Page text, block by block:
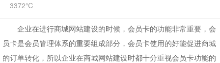
3372℃
企业在进行商城网站建设的时候，会员卡的功能非常重要，会
员卡是会员管理体系的重要组成部分，会员卡使用的好能促进商城
的订单转化，所以企业在商城网站建设时都十分重视会员卡功能的